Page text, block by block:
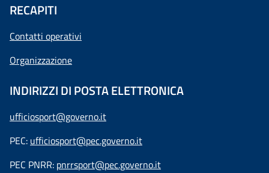
RECAPITI
Contatti operativi
Organizzazione
INDIRIZZI DI POSTA ELETTRONICA
ufficiosport@governo.it
PEC: ufficiosport@pec.governo.it
PEC PNRR: pnrrsport@pec.governo.it